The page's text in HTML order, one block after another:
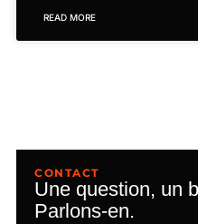
READ MORE
CONTACT
Une question, un
Parlons-en.